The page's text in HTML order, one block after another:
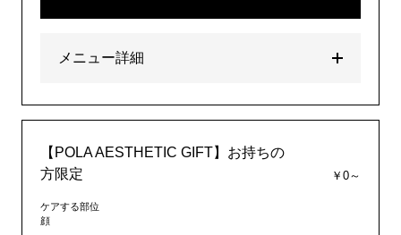
メニュー詳細
【POLA AESTHETIC GIFT】お持ちの
方限定
￥0～
ケアする部位
顔